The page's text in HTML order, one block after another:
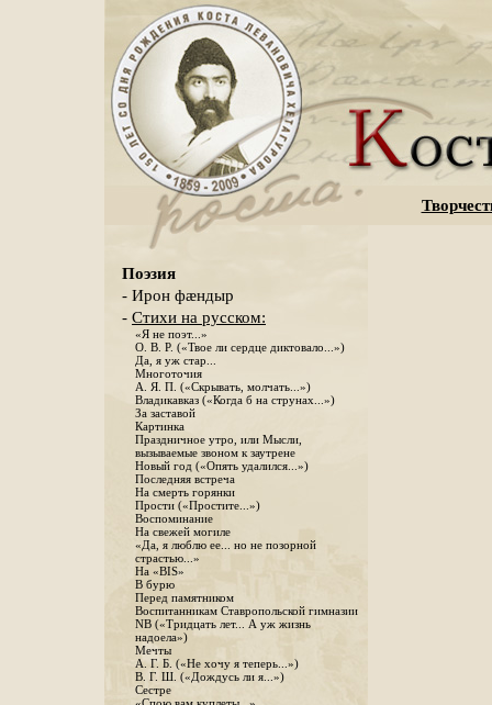
Поэзия
- Ирон фæндыр
- Стихи на русском:
«Я не поэт...»
О. В. Р. («Твое ли сердце диктовало...»)
Да, я уж стар...
Многоточия
А. Я. П. («Скрывать, молчать...»)
Владикавказ («Когда б на струнах...»)
За заставой
Картинка
Праздничное утро, или Мысли,
вызываемые звоном к заутрене
Новый год («Опять удалился...»)
Последняя встреча
На смерть горянки
Прости («Простите...»)
Воспоминание
На свежей могиле
«Да, я люблю ее... но не позорной
страстью...»
На «BIS»
В бурю
Перед памятником
Воспитанникам Ставропольской гимназии
NB («Тридцать лет... А уж жизнь
надоела»)
Мечты
А. Г. Б. («Не хочу я теперь...»)
В. Г. Ш. («Дождусь ли я...»)
Сестре